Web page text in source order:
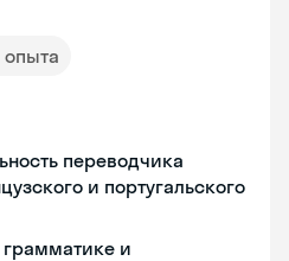
переводчика
и португальского
и